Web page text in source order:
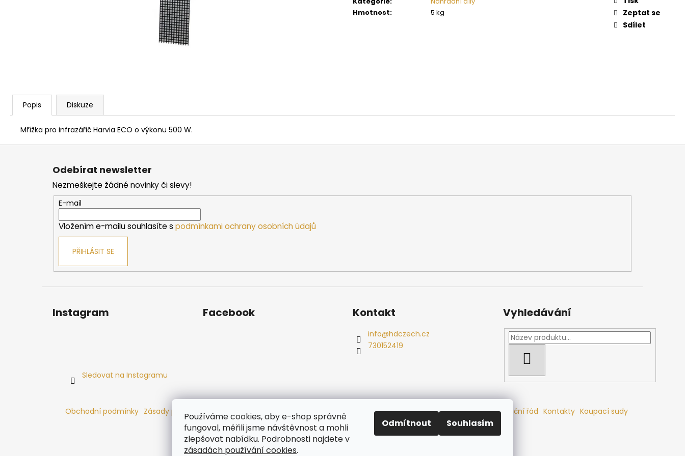
Používáme cookies, aby e-shop správně
fungoval, měřili jsme návštěvnost a mohli
zlepšovat nabídku. Podrobnosti najdete v
zásadách používání cookies.
Odmítnout Souhlasím
Hmotnost: 5 kg
Zeptat se
Sdílet
Popis Diskuze
Mřížka pro infrazářič Harvia ECO o výkonu 500 W.
PARAFÍNOVÝ IMPREGNAČNÍ OLEJ SAUNOVÁ KAMNA NA DŘEVO HARVIA SAUNOVÁ KAMNA NA DŘEVO HARVIA
Z
Odebírat newsletter
Nezmeškejte žádné novinky či slevy!
E-mail
Vložením e-mailu souhlasíte s podmínkami ochrany osobních údajů
PŘIHLÁSIT SE
Instagram
Sledovat na Instagramu
Facebook Kontakt
info@hdczech.cz
730152419
Vyhledávání
Obchodní podmínky Zásady používání cookies Ochrana osobních údajů Dřevěné sauny Odstoupení od smlouvy Reklamační řád Kontakty Koupací sudy
Radiátory